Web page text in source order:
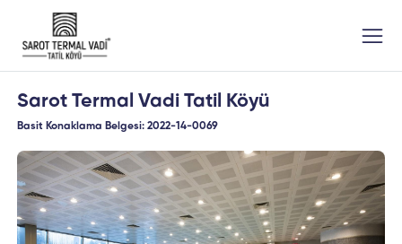
Sarot Termal Vadi Tatil Köyü
Basit Konaklama Belgesi: 2022-14-0069